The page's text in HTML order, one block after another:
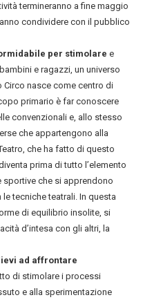
termineranno a fine maggio
condividere con il pubblico
per stimolare e
e ragazzi, un universo
Circo nasce come centro di
primario è far conoscere
convenzionali e, allo stesso
che appartengono alla
che ha fatto di questo
prima di tutto l’elemento
sportive che si apprendono
tecniche teatrali. In questa
di equilibrio insolite, si
d’intesa con gli altri, la
ad affrontare
di stimolare i processi
e alla sperimentazione